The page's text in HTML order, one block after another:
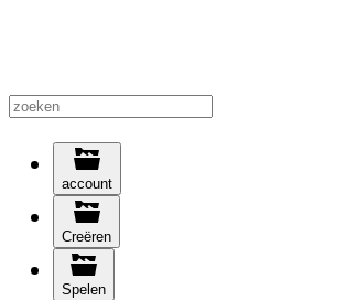
account
Creëren
Spelen